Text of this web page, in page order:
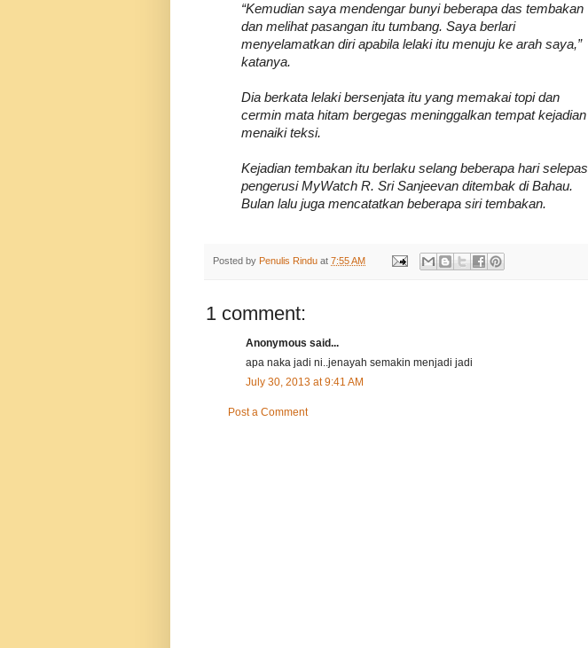
“Kemudian saya mendengar bunyi beberapa das tembakan
dan melihat pasangan itu tumbang. Saya berlari
menyelamatkan diri apabila lelaki itu menuju ke arah saya,”
katanya.
Dia berkata lelaki bersenjata itu yang memakai topi dan
cermin mata hitam bergegas meninggalkan tempat kejadian
menaiki teksi.
Kejadian tembakan itu berlaku selang beberapa hari selepas
pengerusi MyWatch R. Sri Sanjeevan ditembak di Bahau.
Bulan lalu juga mencatatkan beberapa siri tembakan.
Posted by Penulis Rindu at 7:55 AM
1 comment:
Anonymous said...
apa naka jadi ni..jenayah semakin menjadi jadi
July 30, 2013 at 9:41 AM
Post a Comment